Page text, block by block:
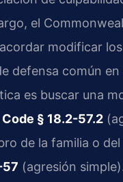
el
modificar
defensa común en
es buscar una
Code § 18.2-57.2
de la familia o
57 (agresión